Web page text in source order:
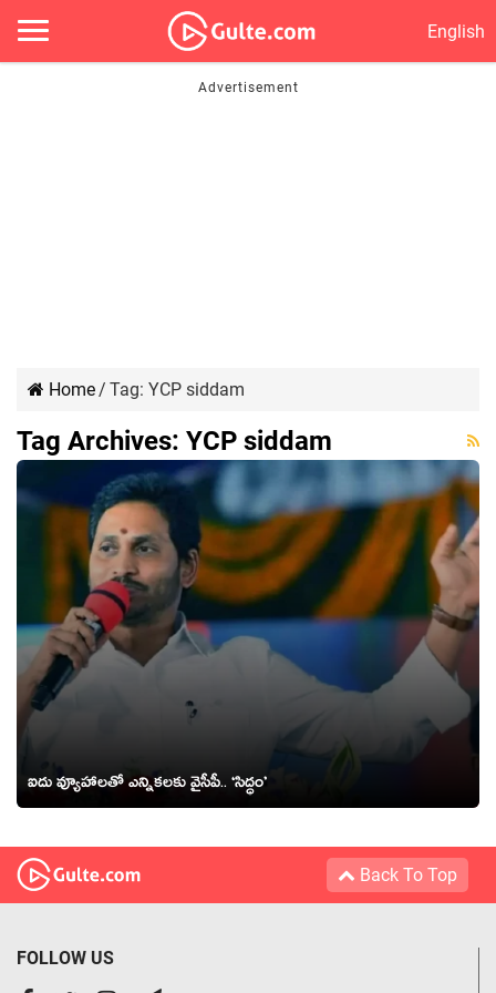
English
Home/ Tag: YCP siddam
Tag Archives: YCP siddam
ఐదు వ్యూహాల‌తో ఎన్నిక‌ల‌కు వైసీపీ.. ‘సిద్ధం’
Back To Top
FOLLOW US